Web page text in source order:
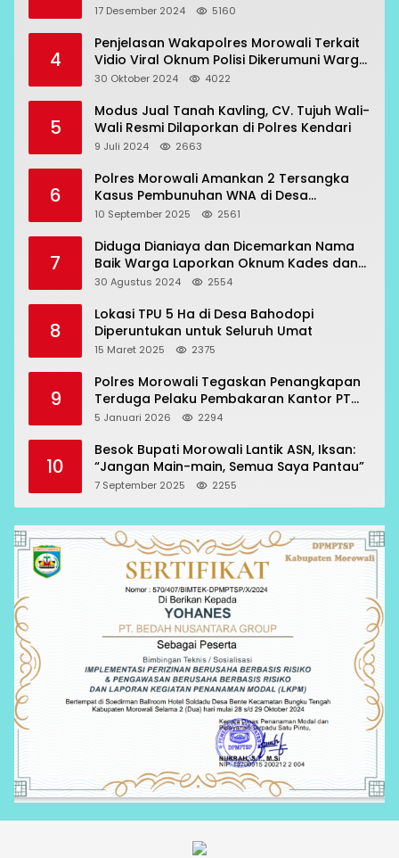
Beraksi di 7 Lokasi
17 Desember 2024 5160
4
Penjelasan Wakapolres Morowali Terkait
Vidio Viral Oknum Polisi Dikerumuni Warga
Bahodopi
30 Oktober 2024 4022
5
Modus Jual Tanah Kavling, CV. Tujuh Wali-
Wali Resmi Dilaporkan di Polres Kendari
9 Juli 2024 2663
6
Polres Morowali Amankan 2 Tersangka
Kasus Pembunuhan WNA di Desa
Topogaro
10 September 2025 2561
7
Diduga Dianiaya dan Dicemarkan Nama
Baik Warga Laporkan Oknum Kades dan
Oknum Polisi
30 Agustus 2024 2554
8
Lokasi TPU 5 Ha di Desa Bahodopi
Diperuntukan untuk Seluruh Umat
15 Maret 2025 2375
9
Polres Morowali Tegaskan Penangkapan
Terduga Pelaku Pembakaran Kantor PT
RCP Sesuai Prosedur
5 Januari 2026 2294
10
Besok Bupati Morowali Lantik ASN, Iksan:
“Jangan Main-main, Semua Saya Pantau”
7 September 2025 2255